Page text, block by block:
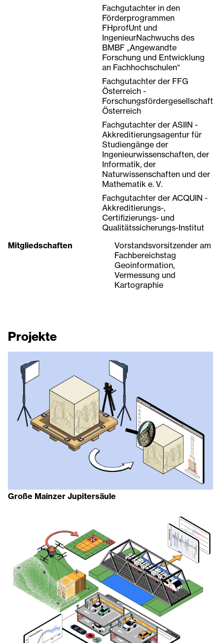
Fachgutachter in den
Förderprogrammen
FHprofUnt und
IngenieurNachwuchs des
BMBF „Angewandte
Forschung und Entwicklung
an Fachhochschulen“
Fachgutachter der FFG
Österreich -
Forschungsfördergesellschaft
Österreich
Fachgutachter der ASIIN -
Akkreditierungsagentur für
Studiengänge der
Ingenieurwissenschaften, der
Informatik, der
Naturwissenschaften und der
Mathematik e. V.
Fachgutachter der ACQUIN -
Akkreditierungs-,
Certifizierungs- und
Qualitätssicherungs-Institut
Mitgliedschaften
Vorstandsvorsitzender am
Fachbereichstag
Geoinformation,
Vermessung und
Kartographie
Projekte
Große Mainzer Jupitersäule